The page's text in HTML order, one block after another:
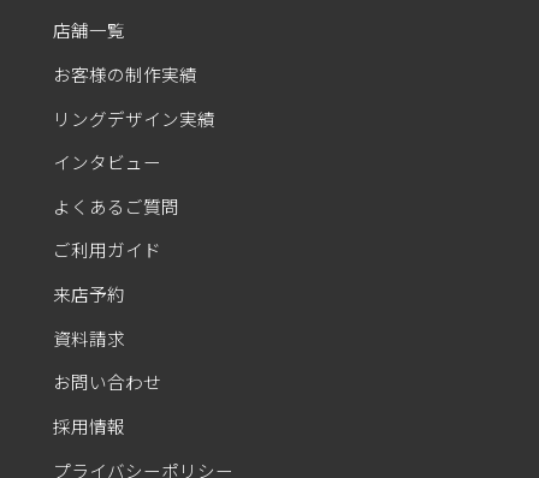
店舗一覧
お客様の制作実績
リングデザイン実績
インタビュー
よくあるご質問
ご利用ガイド
来店予約
資料請求
お問い合わせ
採用情報
プライバシーポリシー